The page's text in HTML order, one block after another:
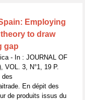
Employing
to draw
gap
- In : JOURNAL OF
VOL. 3, N°1, 19 P.
des
En dépit des
de produits issus du